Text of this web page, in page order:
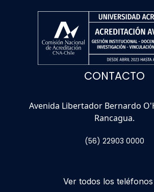
CONTACTO
Avenida Libertador Bernardo
Rancagua.
(56) 22903 0000
Ver todos los teléfonos